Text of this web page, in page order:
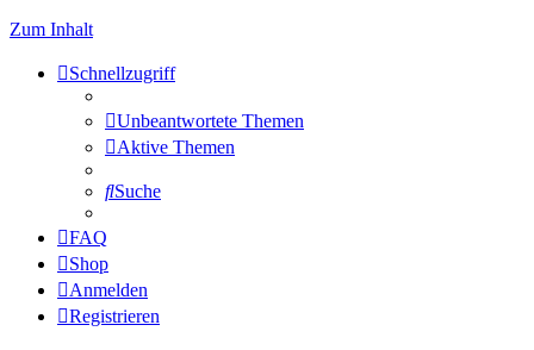
Zum Inhalt
Schnellzugriff
Unbeantwortete Themen
Aktive Themen
Suche
FAQ
Shop
Anmelden
Registrieren